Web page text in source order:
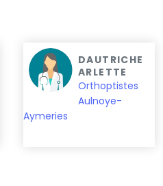
DAUTRICHE
ARLETTE
Orthoptistes
Aulnoye-
Aymeries